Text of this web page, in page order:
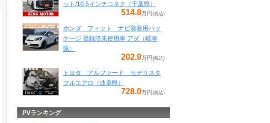
ット/10.5インチコネク（千葉県）
514.8万円 (税込)
ホンダ フィット ナビ装着用パッ
ケージ 登録済未使用車 アダ（岐阜
県）
202.9万円 (税込)
トヨタ アルファード モデリスタ
フルエアロ（岐阜県）
728.0万円 (税込)
PVランキング